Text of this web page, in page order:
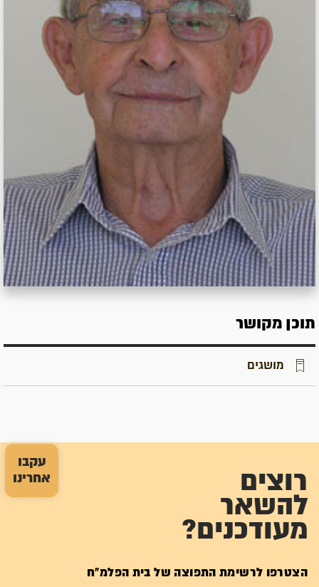
עקבו
אחרינו
תוכן מקושר
מושגים
רוצים
להשאר
מעודכנים?
הצטרפו לרשימת התפוצה של בית הפלמ"ח